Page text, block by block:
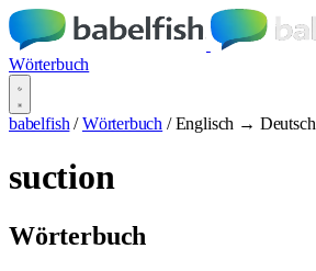
Wörterbuch
babelfish / Wörterbuch / Englisch → Deutsch
suction
Wörterbuch